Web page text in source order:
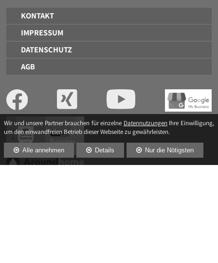
KONTAKT
IMPRESSUM
DATENSCHUTZ
AGB
Wir und unsere Partner brauchen für einzelne DatennutzungenIhre Einwilligung,
um den einwandfreien Betrieb dieser Webseite zu gewährleisten.
Alle annehmen Details Nur die Nötigsten